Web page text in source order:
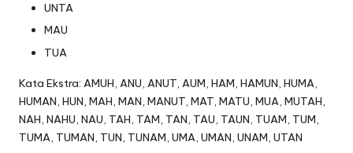
UNTA
MAU
TUA
Kata Ekstra: AMUH, ANU, ANUT, AUM, HAM, HAMUN, HUMA,
HUMAN, HUN, MAH, MAN, MANUT, MAT, MATU, MUA, MUTAH,
NAH, NAHU, NAU, TAH, TAM, TAN, TAU, TAUN, TUAM, TUM,
TUMA, TUMAN, TUN, TUNAM, UMA, UMAN, UNAM, UTAN